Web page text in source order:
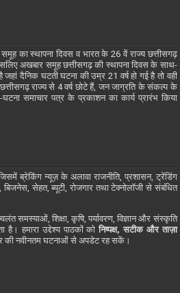
का स्थापना दिवस व भारत के 26 वें राज्य छत्तीसगढ़
अखबार समूह छत्तीसगढ़ की स्थापना दिवस के साथ-
दैनिक घटती घटना की उम्र 21 वर्ष हो गई है तो वही
छत्तीसगढ़ राज्य से 4 वर्ष छोटे हैं, जन जाग्रति के संकल्प के
समाचार पत्र के प्रकाशन का कार्य प्रारंभ किया
ब्रेकिंग न्यूज़ के अलावा राजनीति, प्रशासन, ट्रेंडिंग
सेहत, ब्यूटी, रोजगार तथा टेक्नोलॉजी से संबंधित
समस्याओं, शिक्षा, कृषि, पर्यावरण, विज्ञान और संस्कृति
है। हमारा उद्देश्य पाठकों कोनिष्पक्ष, सटीक और ताज़ा
की नवीनतम घटनाओं से अपडेट रह सकें।